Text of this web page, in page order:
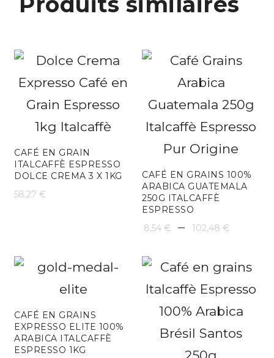
CAFÉ EN GRAIN
ITALCAFFÈ ESPRESSO
DOLCE CREMA 3 X 1KG
58,27 €
CAFÉ EN GRAINS 100%
ARABICA GUATEMALA
250G ITALCAFFÈ
ESPRESSO
8,54 € – 102,48 €
prix :
8,54 €
à
CAFÉ EN GRAINS
EXPRESSO ELITE 100%
ARABICA ITALCAFFÈ
ESPRESSO 1KG